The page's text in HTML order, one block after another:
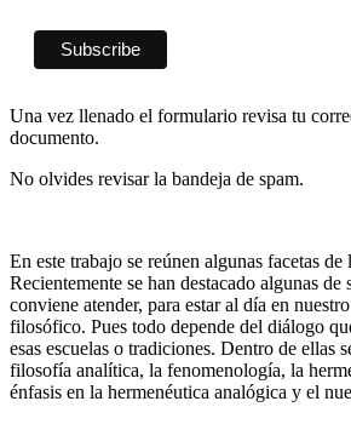
Una vez llenado el formulario revisa tu
documento.
No olvides revisar la bandeja de spam.
En este trabajo se reúnen algunas facetas
Recientemente se han destacado algunas de
conviene atender, para estar al día en
filosófico. Pues todo depende del diálogo
esas escuelas o tradiciones. Dentro de ellas
filosofía analítica, la fenomenología, la
énfasis en la hermenéutica analógica y el